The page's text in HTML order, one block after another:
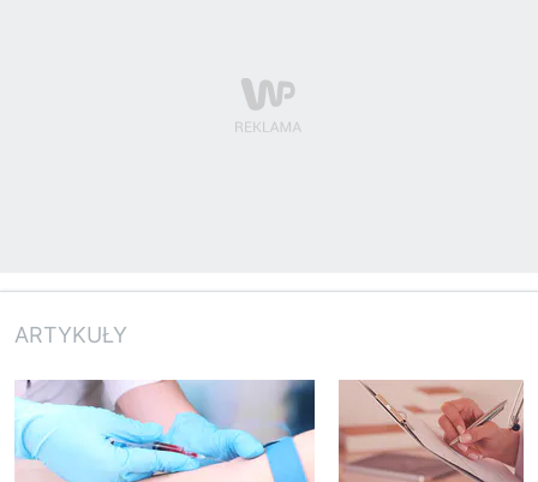
ARTYKUŁY